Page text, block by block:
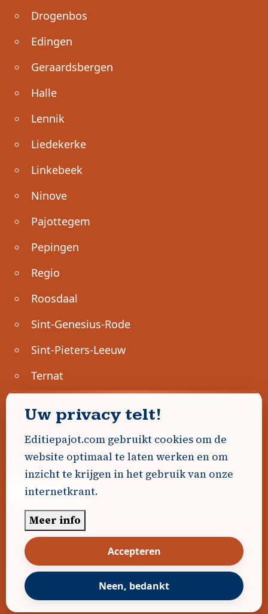
Drogenbos
Edingen
Geraardsbergen
Halle
Lennik
Liedekerke
Linkebeek
Ninove
Pajottegem
Pepingen
Regio
Roosdaal
Sint-Genesius-Rode
Sint-Pieters-Leeuw
Ternat
Geen advertenties gevonden.
Uw advertentie hier? Contacteer ons!
Word Partner!
© 2026 Editiepajot.com
Algemene voorwaarden
|Disclaimer Privacybeleid Cookiebeleid|
Gerealiseerd doorDavidHosse.net
Uw privacy telt!
Editiepajot.com gebruikt cookies om de
website optimaal te laten werken en om
inzicht te krijgen in het gebruik van onze
internetkrant.
Meer info
Accepteren
Neen, bedankt